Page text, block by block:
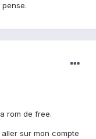
rom de free.
sur mon compte